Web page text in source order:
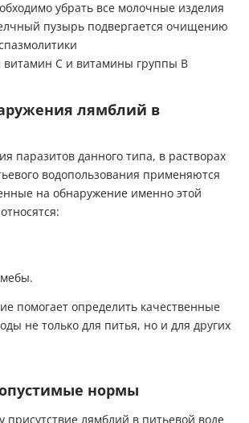
убрать все молочные изделия
пузырь подвергается очищению
витамин С и витамины группы В
лямблий в
паразитов данного типа, в растворах
водопользования применяются
на обнаружение именно этой
помогает определить качественные
не только для питья, но и для других
нормы
присутствие лямблий в питьевой воде